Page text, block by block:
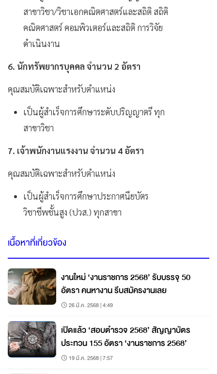
สาขาวิชา/วิชาเอกคณิตศาสตร์และสถิติ สถิติ
คณิตศาสตร์ คอมพิวเตอร์และสถิติ การวิจัย
ดำเนินงาน
6. นักทรัพยากรบุคคล จํานวน 2 อัตรา
คุณสมบัติเฉพาะสําหรับตําแหน่ง
เป็นผู้สำเร็จการศึกษาระดับปริญญาตรี ทุก
สาขาวิชา
7. เจ้าพนักงานแรงงาน จํานวน 4 อัตรา
คุณสมบัติเฉพาะสําหรับตําแหน่ง
เป็นผู้สำเร็จการศึกษาประกาศนียบัตร
วิชาชีพชั้นสูง (ปวส.) ทุกสาขา
เนื้อหาที่เกี่ยวข้อง
งานใหม่ ‘งานราชการ 2568’ รับบรรจุ 50
อัตรา คนหางาน รีบสมัครงานเลย
26 มี.ค. 2568 | 4:49
เปิดแล้ว ‘สอบตำรวจ 2568’ สัญญาบัตร
ประทวน 155 อัตรา ‘งานราชการ 2568’
19 มี.ค. 2568 | 7:57